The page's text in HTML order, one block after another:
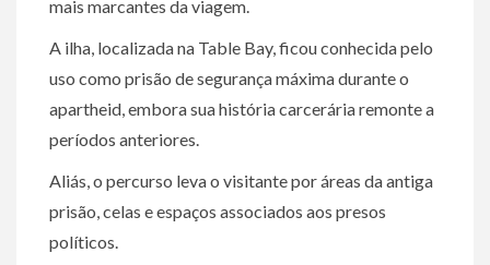
mais marcantes da viagem.
A ilha, localizada na Table Bay, ficou conhecida pelo
uso como prisão de segurança máxima durante o
apartheid, embora sua história carcerária remonte a
períodos anteriores.
Aliás, o percurso leva o visitante por áreas da antiga
prisão, celas e espaços associados aos presos
políticos.